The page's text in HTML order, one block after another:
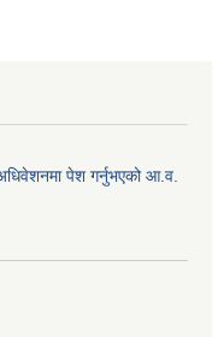
पेश गर्नुभएको आ.व.